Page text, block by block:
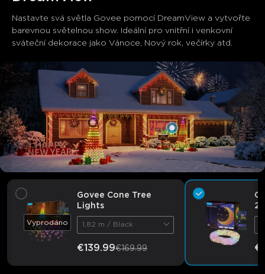
Nastavte svá světla Govee pomocí DreamView a vytvořte
barevnou světelnou show. Ideální pro vnitřní i venkovní
sváteční dekorace jako Vánoce, Nový rok, večírky atd.
Vyprodáno
Govee Cone Tree
Lights
1,82 m / Black
€139.99€169.99
2